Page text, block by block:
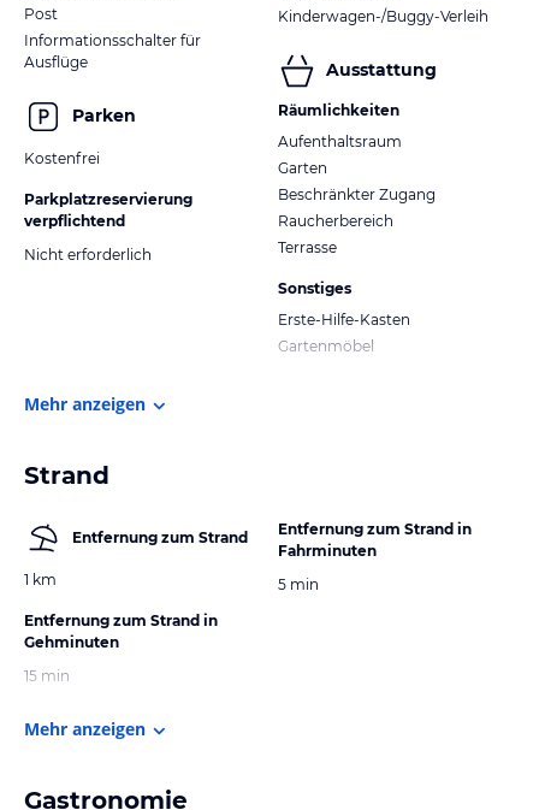
Post
Informationsschalter für
Ausflüge
Parken
Kostenfrei
Parkplatzreservierung
verpflichtend
Nicht erforderlich
Kinderwagen-/Buggy-Verleih
Ausstattung
Räumlichkeiten
Aufenthaltsraum
Garten
Beschränkter Zugang
Raucherbereich
Terrasse
Sonstiges
Erste-Hilfe-Kasten
Gartenmöbel
Mehr anzeigen
Strand
Entfernung zum Strand
1 km
Entfernung zum Strand in
Gehminuten
15 min
Entfernung zum Strand in
Fahrminuten
5 min
Mehr anzeigen
Gastronomie